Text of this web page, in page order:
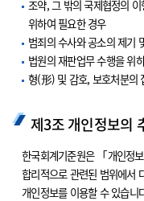
조약, 그 밖의 국제협정의 이
위하여 필요한 경우
범죄의 수사와 공소의 제기
법원의 재판업무 수행을 위
형(形) 및 감호, 보호처분의
제3조 개인정보의
한국회계기준원은 「개인정
합리적으로 관련된 범위에서
개인정보를 이용할 수 있습니